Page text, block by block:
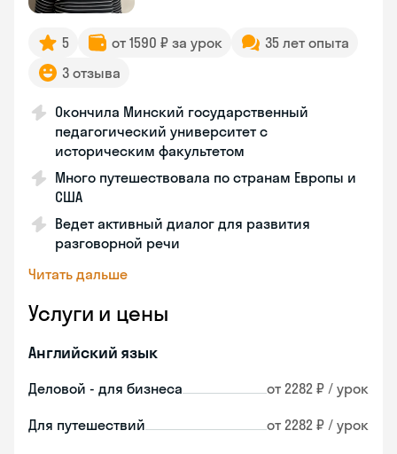
5 от 1590 ₽ за урок
35 лет опыта
3 отзыва
Окончила Минский государственный
педагогический университет с
историческим факультетом
Много путешествовала по странам Европы и
США
Ведет активный диалог для развития
разговорной речи
Читать дальше
Услуги и цены
Английский язык
Деловой - для бизнеса от 2282 ₽ / урок
Для путешествий от 2282 ₽ / урок